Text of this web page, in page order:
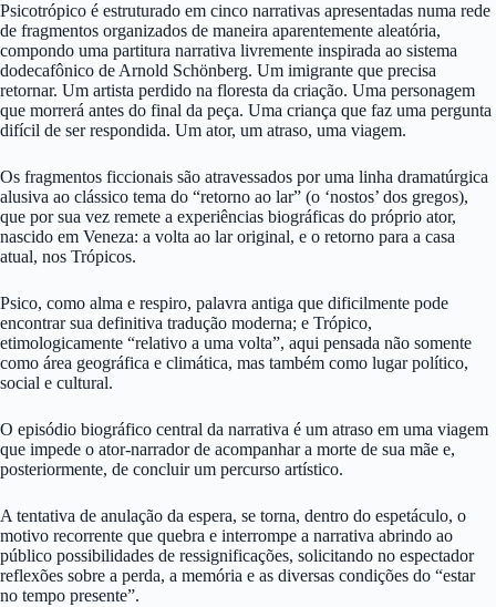
Psicotrópico é estruturado em cinco narrativas apresentadas numa rede
de fragmentos organizados de maneira aparentemente aleatória,
compondo uma partitura narrativa livremente inspirada ao sistema
dodecafônico de Arnold Schönberg. Um imigrante que precisa
retornar. Um artista perdido na floresta da criação. Uma personagem
que morrerá antes do final da peça. Uma criança que faz uma pergunta
difícil de ser respondida. Um ator, um atraso, uma viagem.
Os fragmentos ficcionais são atravessados por uma linha dramatúrgica
alusiva ao clássico tema do “retorno ao lar” (o ‘nostos’ dos gregos),
que por sua vez remete a experiências biográficas do próprio ator,
nascido em Veneza: a volta ao lar original, e o retorno para a casa
atual, nos Trópicos.
Psico, como alma e respiro, palavra antiga que dificilmente pode
encontrar sua definitiva tradução moderna; e Trópico,
etimologicamente “relativo a uma volta”, aqui pensada não somente
como área geográfica e climática, mas também como lugar político,
social e cultural.
O episódio biográfico central da narrativa é um atraso em uma viagem
que impede o ator-narrador de acompanhar a morte de sua mãe e,
posteriormente, de concluir um percurso artístico.
A tentativa de anulação da espera, se torna, dentro do espetáculo, o
motivo recorrente que quebra e interrompe a narrativa abrindo ao
público possibilidades de ressignificações, solicitando no espectador
reflexões sobre a perda, a memória e as diversas condições do “estar
no tempo presente”.